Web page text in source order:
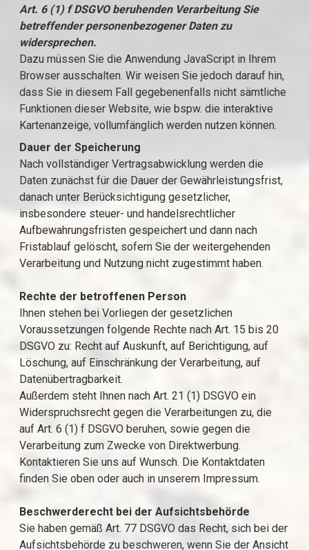
Art. 6 (1) f DSGVO beruhenden Verarbeitung Sie
betreffender personenbezogener Daten zu
widersprechen.
Dazu müssen Sie die Anwendung JavaScript in Ihrem
Browser ausschalten. Wir weisen Sie jedoch darauf hin,
dass Sie in diesem Fall gegebenenfalls nicht sämtliche
Funktionen dieser Website, wie bspw. die interaktive
Kartenanzeige, vollumfänglich werden nutzen können.
Dauer der Speicherung
Nach vollständiger Vertragsabwicklung werden die
Daten zunächst für die Dauer der Gewährleistungsfrist,
danach unter Berücksichtigung gesetzlicher,
insbesondere steuer- und handelsrechtlicher
Aufbewahrungsfristen gespeichert und dann nach
Fristablauf gelöscht, sofern Sie der weitergehenden
Verarbeitung und Nutzung nicht zugestimmt haben.
Rechte der betroffenen Person
Ihnen stehen bei Vorliegen der gesetzlichen
Voraussetzungen folgende Rechte nach Art. 15 bis 20
DSGVO zu: Recht auf Auskunft, auf Berichtigung, auf
Löschung, auf Einschränkung der Verarbeitung, auf
Datenübertragbarkeit.
Außerdem steht Ihnen nach Art. 21 (1) DSGVO ein
Widerspruchsrecht gegen die Verarbeitungen zu, die
auf Art. 6 (1) f DSGVO beruhen, sowie gegen die
Verarbeitung zum Zwecke von Direktwerbung.
Kontaktieren Sie uns auf Wunsch. Die Kontaktdaten
finden Sie oben oder auch in unserem Impressum.
Beschwerderecht bei der Aufsichtsbehörde
Sie haben gemäß Art. 77 DSGVO das Recht, sich bei der
Aufsichtsbehörde zu beschweren, wenn Sie der Ansicht